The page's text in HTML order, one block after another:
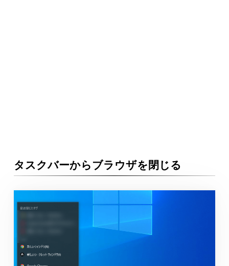
タスクバーからブラウザを閉じる